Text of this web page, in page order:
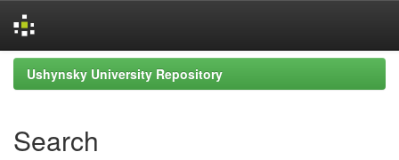
Skip
navigation
Ushynsky University Repository
Search